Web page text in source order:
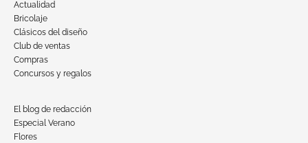
Actualidad
Bricolaje
Clásicos del diseño
Club de ventas
Compras
Concursos y regalos
El blog de redacción
Especial Verano
Flores